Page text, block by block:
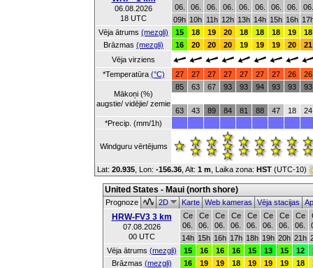
06.08.2026
18 UTC
06.
06.
06.
06.
06.
06.
06.
06.
06.
09h 10h 11h 12h 13h 14h 15h 16h
Vēja ātrums (mezgli) 15 18 19 20 18 18 18 19
18
Brāzmas (mezgli) 16 20 20 20 19 19 19 20
21
Vēja virziens
*Temperatūra (°C) 27 27 27 27 27 27 27 26 26
Mākoņi (%)
augstie/ vidējie/ zemie
85
63
63
43
67
89
93
84
93
81
94
88
93
47
93
18
93
24
*Precip. (mm/1h)
Windguru vērtējums
Lat: 20.935 , Lon: -156.36 Alt: 1 m , Laika zona: HST (UTC-10)
United States - Maui (north shore)
Prognoze 2D KarteWeb kamerasVēja stacijas
HRW-FV3 3 km
07.08.2026
00 UTC
Ce
06.
Ce
06.
Ce
06.
Ce
06.
Ce
06.
Ce
06.
Ce
06.
Ce
06.
14h 15h 16h 17h 18h 19h 20h 21h
Vēja ātrums (mezgli) 15 16 16 16 15 13 15 12
Brāzmas (mezgli) 16 19 19 18 19 19 19 18